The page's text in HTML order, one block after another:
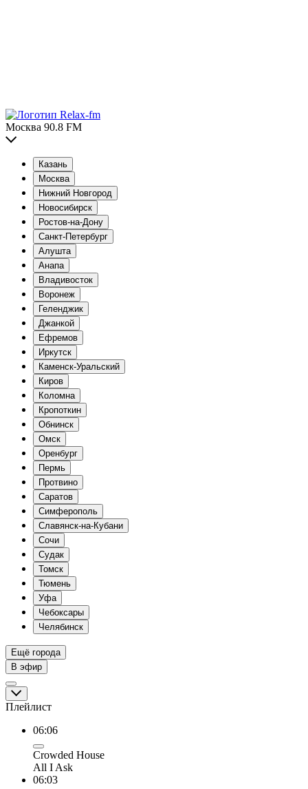
Москва 90.8 FM
Казань
Москва
Нижний Новгород
Новосибирск
Ростов-на-Дону
Санкт-Петербург
Алушта
Анапа
Владивосток
Воронеж
Геленджик
Джанкой
Ефремов
Иркутск
Каменск-Уральский
Киров
Коломна
Кропоткин
Обнинск
Омск
Оренбург
Пермь
Протвино
Саратов
Симферополь
Славянск-на-Кубани
Сочи
Судак
Томск
Тюмень
Уфа
Чебоксары
Челябинск
Ещё города
В эфир
Плейлист
06:06
Crowded House
All I Ask
06:03